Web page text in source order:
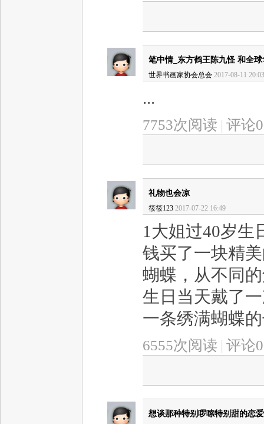
笔中情_东方鹤王陈九怪 和全
世界书画家协会总会 2017-08-11 20:03
...
7753次阅读 | 评论0
礼物也会凉
筱筱123 2017-07-22 16:49
1大姐过40岁生
钱买了一块精
蝴蝶，从不同
生日当天戴了
一条绣满蝴蝶
6555次阅读 | 评论0
想谈那种特别啰嗦特别甜的恋爱